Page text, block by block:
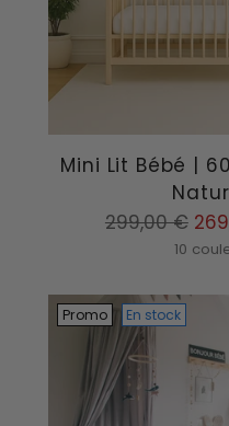
Mini Lit Bébé |
Prix
299,00 €
10
Promo En stock